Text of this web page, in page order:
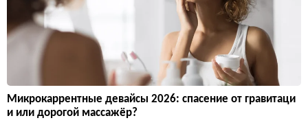
Микрокаррентные девайсы 2026: спасение от гравитаци
и или дорогой массажёр?